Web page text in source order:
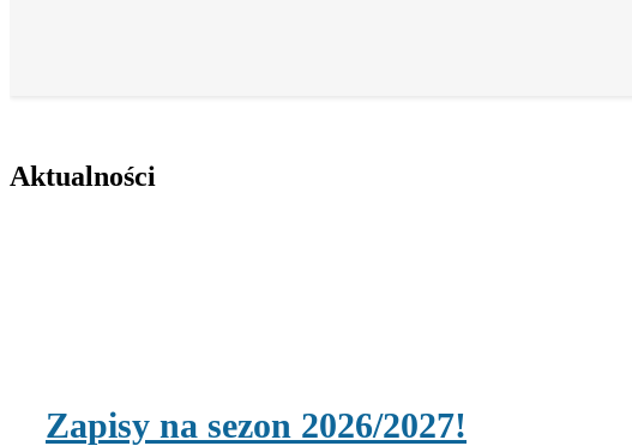
Aktualności
Zapisy na sezon 2026/2027!